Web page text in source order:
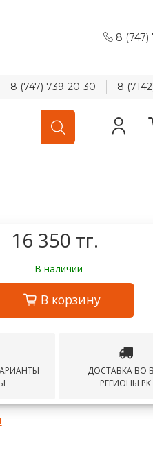
8 (747)
8 (747) 739-20-30 8
16 350 тг.
В наличии
В корзину
ДОСТАВКА ВО
РЕГИОНЫ РК